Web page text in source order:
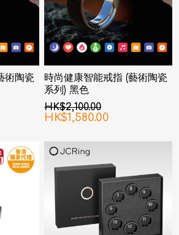
術陶瓷
時尚健康智能戒指 (藝術陶瓷
系列) 黑色
HK$2,100.00
HK$1,580.00